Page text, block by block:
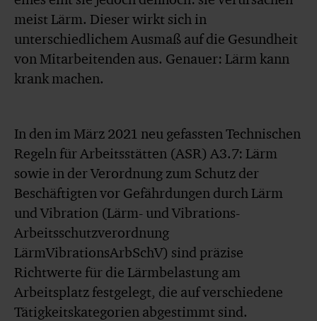
meist Lärm. Dieser wirkt sich in
unterschiedlichem Ausmaß auf die Gesundheit
von Mitarbeitenden aus. Genauer: Lärm kann
krank machen.
In den im März 2021 neu gefassten Technischen
Regeln für Arbeitsstätten (ASR) A3.7: Lärm
sowie in der Verordnung zum Schutz der
Beschäftigten vor Gefährdungen durch Lärm
und Vibration (Lärm- und Vibrations-
Arbeitsschutzverordnung
LärmVibrationsArbSchV) sind präzise
Richtwerte für die Lärmbelastung am
Arbeitsplatz festgelegt, die auf verschiedene
Tätigkeitskategorien abgestimmt sind.